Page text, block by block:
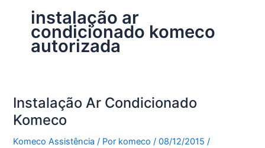
instalação ar
condicionado komeco
autorizada
Instalação Ar Condicionado
Komeco
Komeco Assistência / Por komeco/08/12/2015 /